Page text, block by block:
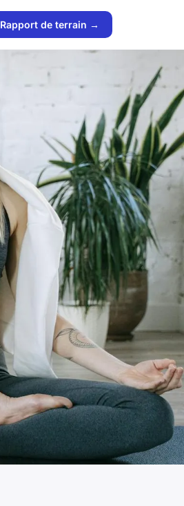
Rapport de terrain →